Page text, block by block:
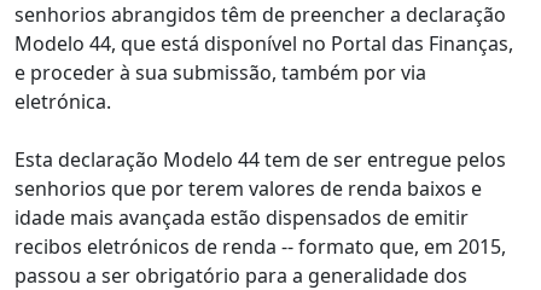
senhorios abrangidos têm de preencher a declaração
Modelo 44, que está disponível no Portal das Finanças,
e proceder à sua submissão, também por via
eletrónica.
Esta declaração Modelo 44 tem de ser entregue pelos
senhorios que por terem valores de renda baixos e
idade mais avançada estão dispensados de emitir
recibos eletrónicos de renda -- formato que, em 2015,
passou a ser obrigatório para a generalidade dos